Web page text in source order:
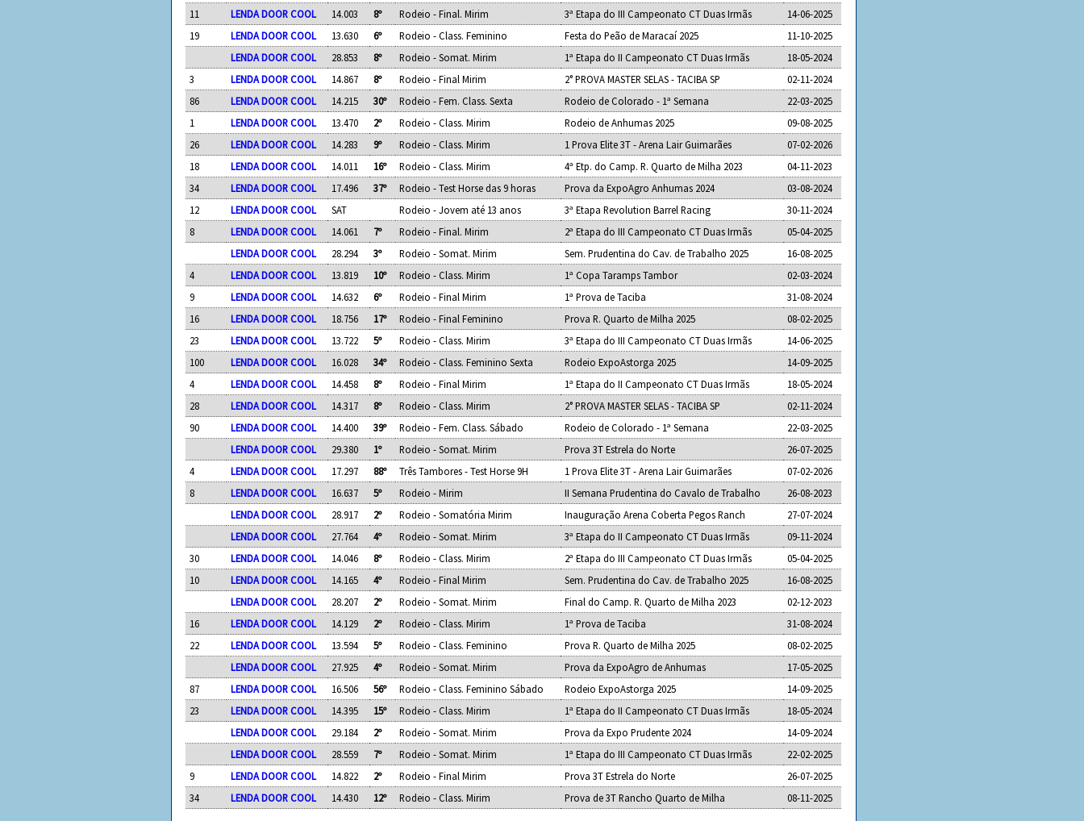
11
LENDA DOOR COOL 14.003 8º Rodeio - Final. Mirim 3ª Etapa do III Campeonato CT Duas Irmãs
14-06-2025
19
LENDA DOOR COOL 13.630 6º Rodeio - Class. Feminino Festa do Peão de Maracaí 2025
11-10-2025
LENDA DOOR COOL
28.853 8º Rodeio - Somat. Mirim 1ª Etapa do II Campeonato CT Duas Irmãs
18-05-2024
3
LENDA DOOR COOL 14.867 8º Rodeio - Final Mirim 2° PROVA MASTER SELAS - TACIBA SP
02-11-2024
86
LENDA DOOR COOL 14.215 30º Rodeio - Fem. Class. Sexta Rodeio de Colorado - 1ª Semana
22-03-2025
1
LENDA DOOR COOL 13.470 2º Rodeio - Class. Mirim Rodeio de Anhumas 2025
09-08-2025
26
LENDA DOOR COOL 14.283 9º Rodeio - Class. Mirim 1 Prova Elite 3T - Arena Lair Guimarães
07-02-2026
18
LENDA DOOR COOL 14.011 16º Rodeio - Class. Mirim 4ª Etp. do Camp. R. Quarto de Milha 2023
04-11-2023
34
LENDA DOOR COOL 17.496 37º Rodeio - Test Horse das 9 horas Prova da ExpoAgro Anhumas 2024
03-08-2024
12
LENDA DOOR COOL SAT Rodeio - Jovem até 13 anos 3ª Etapa Revolution Barrel Racing
30-11-2024
8
LENDA DOOR COOL 14.061 7º Rodeio - Final. Mirim 2ª Etapa do III Campeonato CT Duas Irmãs
05-04-2025
LENDA DOOR COOL
28.294 3º Rodeio - Somat. Mirim Sem. Prudentina do Cav. de Trabalho 2025
16-08-2025
4
LENDA DOOR COOL 13.819 10º Rodeio - Class. Mirim 1ª Copa Taramps Tambor
02-03-2024
9
LENDA DOOR COOL 14.632 6º Rodeio - Final Mirim 1ª Prova de Taciba
31-08-2024
16
LENDA DOOR COOL 18.756 17º Rodeio - Final Feminino Prova R. Quarto de Milha 2025
08-02-2025
23
LENDA DOOR COOL 13.722 5º Rodeio - Class. Mirim 3ª Etapa do III Campeonato CT Duas Irmãs
14-06-2025
100
LENDA DOOR COOL 16.028 34º Rodeio - Class. Feminino Sexta Rodeio ExpoAstorga 2025
14-09-2025
4
LENDA DOOR COOL 14.458 8º Rodeio - Final Mirim 1ª Etapa do II Campeonato CT Duas Irmãs
18-05-2024
28
LENDA DOOR COOL 14.317 8º Rodeio - Class. Mirim 2° PROVA MASTER SELAS - TACIBA SP
02-11-2024
90
LENDA DOOR COOL 14.400 39º Rodeio - Fem. Class. Sábado Rodeio de Colorado - 1ª Semana
22-03-2025
LENDA DOOR COOL
29.380 1º Rodeio - Somat. Mirim Prova 3T Estrela do Norte
26-07-2025
4
LENDA DOOR COOL 17.297 88º Três Tambores - Test Horse 9H 1 Prova Elite 3T - Arena Lair Guimarães
07-02-2026
8
LENDA DOOR COOL 16.637 5º Rodeio - Mirim II Semana Prudentina do Cavalo de Trabalho
26-08-2023
LENDA DOOR COOL
28.917 2º Rodeio - Somatória Mirim Inauguração Arena Coberta Pegos Ranch
27-07-2024
LENDA DOOR COOL
27.764 4º Rodeio - Somat. Mirim 3ª Etapa do II Campeonato CT Duas Irmãs
09-11-2024
30
LENDA DOOR COOL 14.046 8º Rodeio - Class. Mirim 2ª Etapa do III Campeonato CT Duas Irmãs
05-04-2025
10
LENDA DOOR COOL 14.165 4º Rodeio - Final Mirim Sem. Prudentina do Cav. de Trabalho 2025
16-08-2025
LENDA DOOR COOL
28.207 2º Rodeio - Somat. Mirim Final do Camp. R. Quarto de Milha 2023
02-12-2023
16
LENDA DOOR COOL 14.129 2º Rodeio - Class. Mirim 1ª Prova de Taciba
31-08-2024
22
LENDA DOOR COOL 13.594 5º Rodeio - Class. Feminino Prova R. Quarto de Milha 2025
08-02-2025
LENDA DOOR COOL
27.925 4º Rodeio - Somat. Mirim Prova da ExpoAgro de Anhumas
17-05-2025
87
LENDA DOOR COOL 16.506 56º Rodeio - Class. Feminino Sábado Rodeio ExpoAstorga 2025
14-09-2025
23
LENDA DOOR COOL 14.395 15º Rodeio - Class. Mirim 1ª Etapa do II Campeonato CT Duas Irmãs
18-05-2024
LENDA DOOR COOL
29.184 2º Rodeio - Somat. Mirim Prova da Expo Prudente 2024
14-09-2024
LENDA DOOR COOL
28.559 7º Rodeio - Somat. Mirim 1ª Etapa do III Campeonato CT Duas Irmãs
22-02-2025
9
LENDA DOOR COOL 14.822 2º Rodeio - Final Mirim Prova 3T Estrela do Norte
26-07-2025
34
LENDA DOOR COOL 14.430 12º Rodeio - Class. Mirim Prova de 3T Rancho Quarto de Milha 08-11-2025